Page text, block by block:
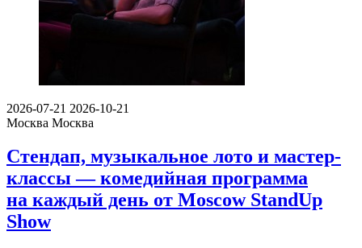
2026-07-21 2026-10-21
Москва Москва
Стендап, музыкальное лото и мастер-
классы — комедийная программа
на каждый день от Moscow StandUp
Show